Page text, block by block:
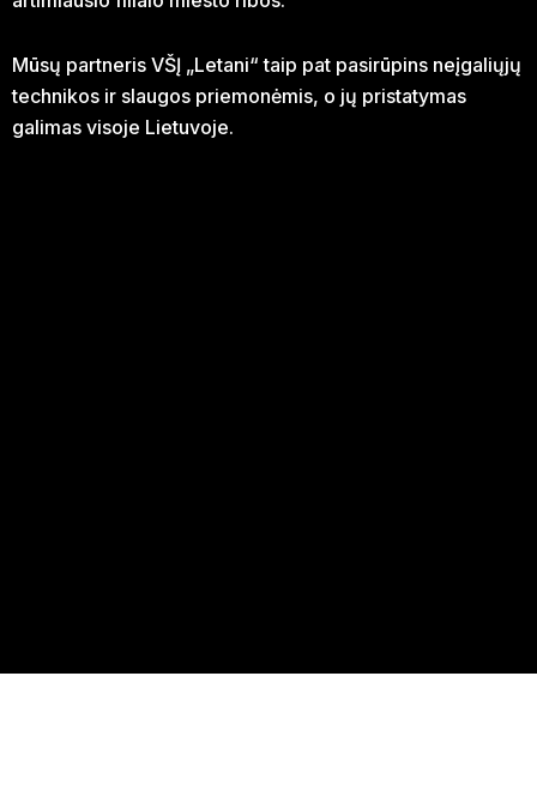
Mūsų partneris VŠĮ „Letani“ taip pat pasirūpins neįgaliųjų
technikos ir slaugos priemonėmis, o jų pristatymas
galimas visoje Lietuvoje.